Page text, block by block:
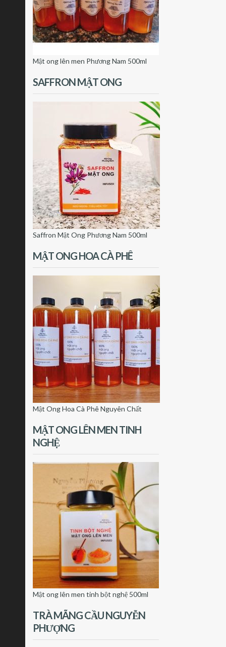
Mật ong lên men Phương Nam 500ml
SAFFRON MẬT ONG
Saffron Mật Ong Phương Nam 500ml
MẬT ONG HOA CÀ PHÊ
Mật Ong Hoa Cà Phê Nguyên Chất
MẬT ONG LÊN MEN TINH
NGHỆ
Mật ong lên men tinh bột nghệ 500ml
TRÀ MÃNG CẦU NGUYỄN
PHƯỢNG